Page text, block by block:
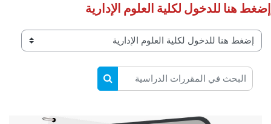
إضغط هنا للدخول لكلية العلوم الإدارية
تصنيفات المقررات
البحث في المقررات الدراسية
البحث في المقررات